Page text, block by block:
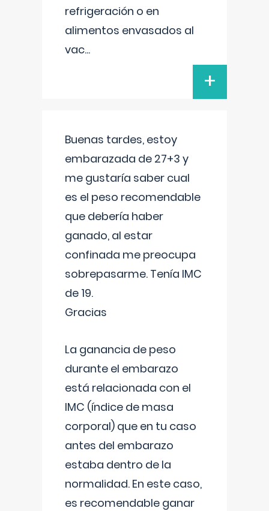
refrigeración o en
alimentos envasados al
vac...
+
Buenas tardes, estoy
embarazada de 27+3 y
me gustaría saber cual
es el peso recomendable
que debería haber
ganado, al estar
confinada me preocupa
sobrepasarme. Tenía IMC
de 19.
Gracias
La ganancia de peso
durante el embarazo
está relacionada con el
IMC (índice de masa
corporal) que en tu caso
antes del embarazo
estaba dentro de la
normalidad. En este caso,
es recomendable ganar